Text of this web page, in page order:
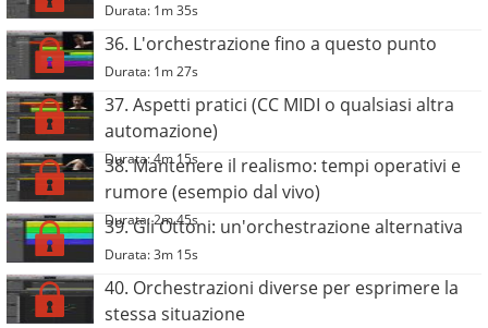
Durata: 1m 35s
36. L'orchestrazione fino a questo punto
Durata: 1m 27s
37. Aspetti pratici (CC MIDI o qualsiasi altra
automazione)
Durata: 4m 15s
38. Mantenere il realismo: tempi operativi e
rumore (esempio dal vivo)
Durata: 2m 45s
39. Gli Ottoni: un'orchestrazione alternativa
Durata: 3m 15s
40. Orchestrazioni diverse per esprimere la
stessa situazione